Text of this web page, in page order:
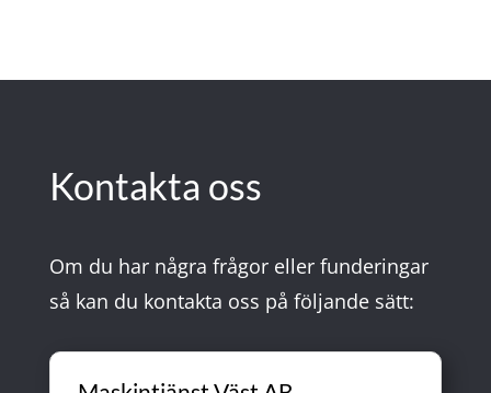
Kontakta oss
Om du har några frågor eller funderingar
så kan du kontakta oss på följande sätt: